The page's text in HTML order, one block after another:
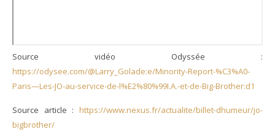
Source vidéo Odyssée :
https://odysee.com/@Larry_Golade:e/Minority-Report-%C3%A0-
Paris—Les-JO-au-service-de-l%E2%80%99I.A.-et-de-Big-Brother:d1
Source article : https://www.nexus.fr/actualite/billet-dhumeur/jo-
bigbrother/